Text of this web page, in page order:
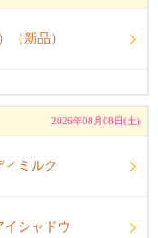
（新品）
2026年08月08日(土)
ィミルク
イシャドウ